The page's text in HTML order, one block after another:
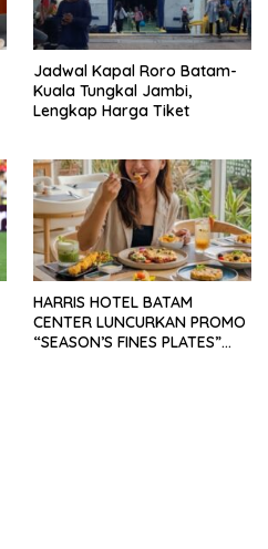
Jadwal Kapal Roro Batam-
Kuala Tungkal Jambi,
Lengkap Harga Tiket
HARRIS HOTEL BATAM
CENTER LUNCURKAN PROMO
“SEASON’S FINES PLATES”